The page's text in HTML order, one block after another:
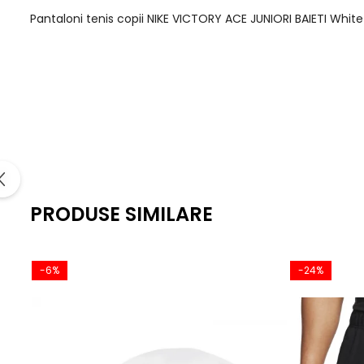
Pantaloni tenis copii NIKE VICTORY ACE JUNIORI BAIETI White
PRODUSE SIMILARE
-6% -24%